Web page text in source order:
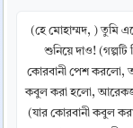
(হে মোহাম্মদ, ) তুমি
শুনিয়ে দাও!
কোরবানী পেশ করলো,
কবুল করা হলো,
(যার কোরবানী কবুল